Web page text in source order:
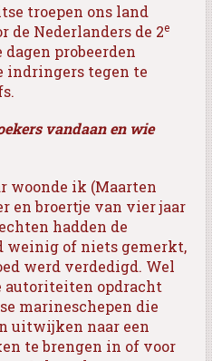
troepen ons land
de Nederlanders de 2e
probeerden
indringers tegen te
vandaan en wie
woonde ik (Maarten
en broertje van vier jaar
hadden de
weinig of niets gemerkt,
werd verdedigd. Wel
autoriteiten opdracht
marineschepen die
uitwijken naar een
te brengen in of voor